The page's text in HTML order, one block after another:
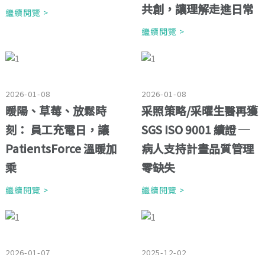
繼續閱覽 >
共創，讓理解走進日常
繼續閱覽 >
2026-01-08
暖陽、草莓、放鬆時
刻： 員工充電日，讓
PatientsForce 溫暖加
乘
繼續閱覽 >
2026-01-08
采照策略/采曜生醫再獲
SGS ISO 9001 續證 ─
病人支持計畫品質管理
零缺失
繼續閱覽 >
2026-01-07 2025-12-02